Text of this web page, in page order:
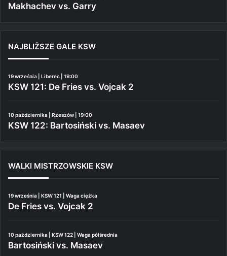
Makhachev vs. Garry
NAJBLIŻSZE GALE KSW
19 września | Liberec | 19:00
KSW 121: De Fries vs. Vojcak 2
10 października | Rzeszów | 19:00
KSW 122: Bartosiński vs. Masaev
WALKI MISTRZOWSKIE KSW
19 września | KSW 121 | Waga ciężka
De Fries vs. Vojcak 2
10 października | KSW 122 | Waga półśrednia
Bartosiński vs. Masaev